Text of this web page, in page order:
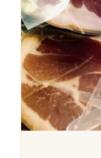
DÉTAILS